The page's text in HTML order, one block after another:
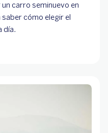
carro seminuevo en
cómo elegir el
día.